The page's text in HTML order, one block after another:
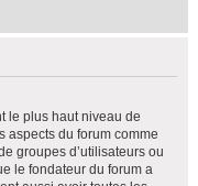
le plus haut niveau de
aspects du forum comme
groupes d’utilisateurs ou
le fondateur du forum a